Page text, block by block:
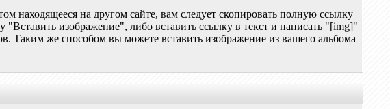
находящееся на другом сайте, вам следует скопировать полную ссылку
изображение", либо вставить ссылку в текст и написать "[img]"
Таким же способом вы можете вставить изображение из вашего альбома